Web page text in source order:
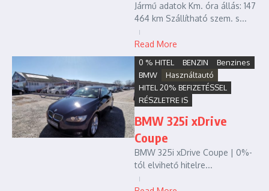
Jármű adatok Km. óra állás: 147
464 km Szállítható szem. s...
Read More
0 % HITEL BENZIN
Benzines
BMW
Használtautó
HITEL 20% BEFIZETÉSSEL
RÉSZLETRE IS
BMW 325i xDrive
Coupe
BMW 325i xDrive Coupe | 0%-
tól elvihető hitelre...